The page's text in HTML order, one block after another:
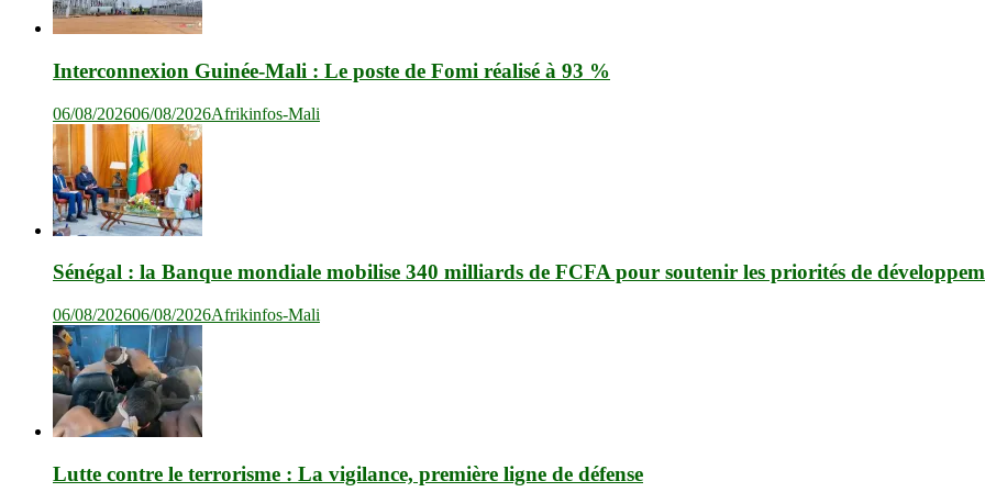
Interconnexion Guinée-Mali : Le poste de Fomi réalisé à 93 %
06/08/202606/08/2026Afrikinfos-Mali
Sénégal : la Banque mondiale mobilise 340 milliards de FCFA pour soutenir les priorités de
06/08/202606/08/2026Afrikinfos-Mali
Lutte contre le terrorisme : La vigilance, première ligne de défense